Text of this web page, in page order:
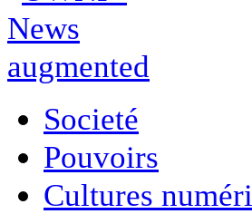
Societé
Pouvoirs
Cultures